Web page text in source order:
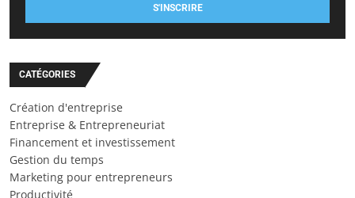
S'INSCRIRE
CATÉGORIES
Création d'entreprise
Entreprise & Entrepreneuriat
Financement et investissement
Gestion du temps
Marketing pour entrepreneurs
Productivité